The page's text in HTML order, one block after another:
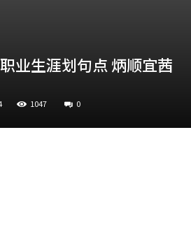
业生涯划句点 炳顺宜茜
1047 0